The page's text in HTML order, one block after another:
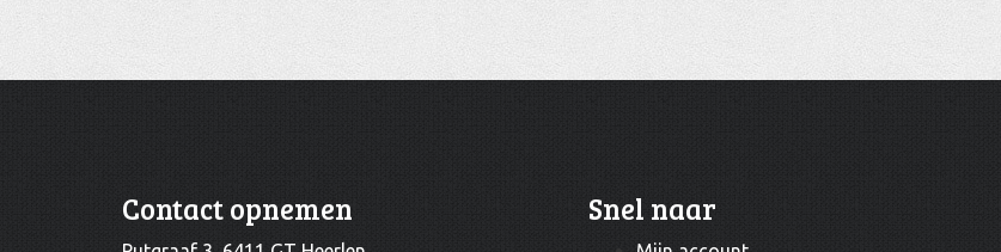
Contact opnemen Snel naar